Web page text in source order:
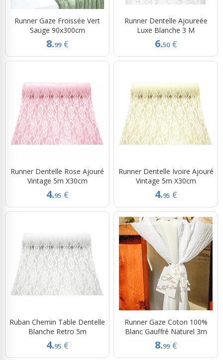
Runner Gaze Froissée Vert
Sauge 90x300cm
8.99 €
Runner Dentelle Ajoureée
Luxe Blanche 3 M
6.50 €
Runner Dentelle Rose Ajouré
Vintage 5m X30cm
4.95 €
Runner Dentelle Ivoire Ajouré
Vintage 5m X30cm
4.95 €
Ruban Chemin Table Dentelle
Blanche Retro 5m
4.95 €
Runner Gaze Coton 100%
Blanc Gauffré Naturel 3m
8.99 €